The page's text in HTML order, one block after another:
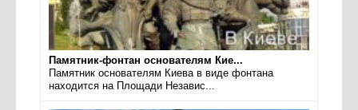
Памятник-фонтан основателям Кие...
Памятник основателям Киева в виде фонтана
находится на Площади Независ...